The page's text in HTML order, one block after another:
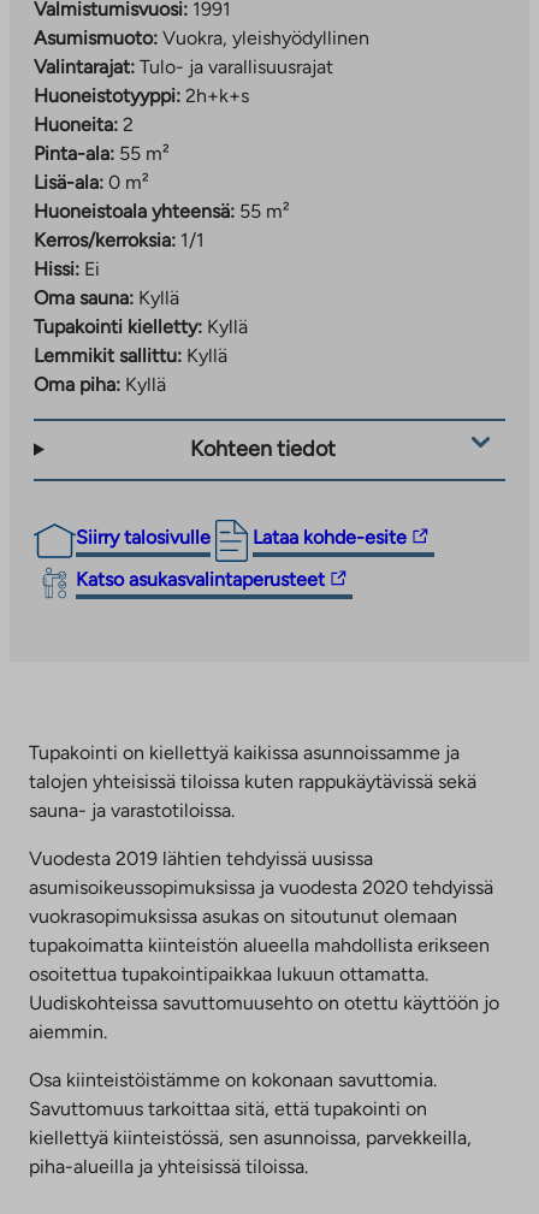
Valmistumisvuosi: 1991
Asumismuoto: Vuokra, yleishyödyllinen
Valintarajat: Tulo- ja varallisuusrajat
Huoneistotyyppi: 2h+k+s
Huoneita: 2
Pinta-ala: 55 m²
Lisä-ala: 0 m²
Huoneistoala yhteensä: 55 m²
Kerros/kerroksia: 1/1
Hissi: Ei
Oma sauna: Kyllä
Tupakointi kielletty: Kyllä
Lemmikit sallittu: Kyllä
Oma piha: Kyllä
Kohteen tiedot
Siirry talosivulle Lataa kohde-esite
Linkki
vie
ulkopuoliseen
Katso asukasvalintaperusteet
Linkki
vie
uuteen
välilehteen
Tupakointi on kiellettyä kaikissa asunnoissamme ja
talojen yhteisissä tiloissa kuten rappukäytävissä sekä
sauna- ja varastotiloissa.
Vuodesta 2019 lähtien tehdyissä uusissa
asumisoikeussopimuksissa ja vuodesta 2020 tehdyissä
vuokrasopimuksissa asukas on sitoutunut olemaan
tupakoimatta kiinteistön alueella mahdollista erikseen
osoitettua tupakointipaikkaa lukuun ottamatta.
Uudiskohteissa savuttomuusehto on otettu käyttöön jo
aiemmin.
Osa kiinteistöistämme on kokonaan savuttomia.
Savuttomuus tarkoittaa sitä, että tupakointi on
kiellettyä kiinteistössä, sen asunnoissa, parvekkeilla,
piha-alueilla ja yhteisissä tiloissa.